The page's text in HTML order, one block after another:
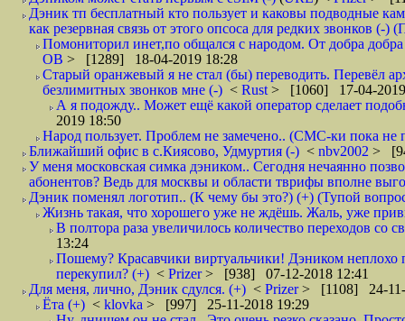
Дэник тп бесплатный кто пользует и каковы подводные
как резервная связь от этого опсоса для редких звонков (-)
Помониторил инет,по общался с народом. От добра
ОВ > [1289] 18-04-2019 18:28
Старый оранжевый я не стал (бы) переводить. Перевёл
безлимитных звонков мне (-) < Rust > [1060] 17-04-
А я подожду.. Может ещё какой оператор сделает
2019 18:50
Народ пользует. Проблем не замечено.. (СМС-ки пока
Ближайший офис в с.Киясово, Удмуртия (-) < nbv2002 >
У меня московская симка дэником.. Сегодня нечаянно
абонентов? Ведь для москвы и области тврифы вполне
Дэник поменял логотип.. (К чему бы это?) (+) (Тупой
Жизнь такая, что хорошего уже не ждёшь. Жаль, уже
В полтора раза увеличилось количество переходов
13:24
Пошему? Красавчики виртуальчики! Дэником
перекупил? (+) < Prizer> [938] 07-12-2018 12:41
Для меня, лично, Дэник сдулся. (+) < Prizer> [1108] 24-11-
Ёта (+) < klovka > [997] 25-11-2018 19:29